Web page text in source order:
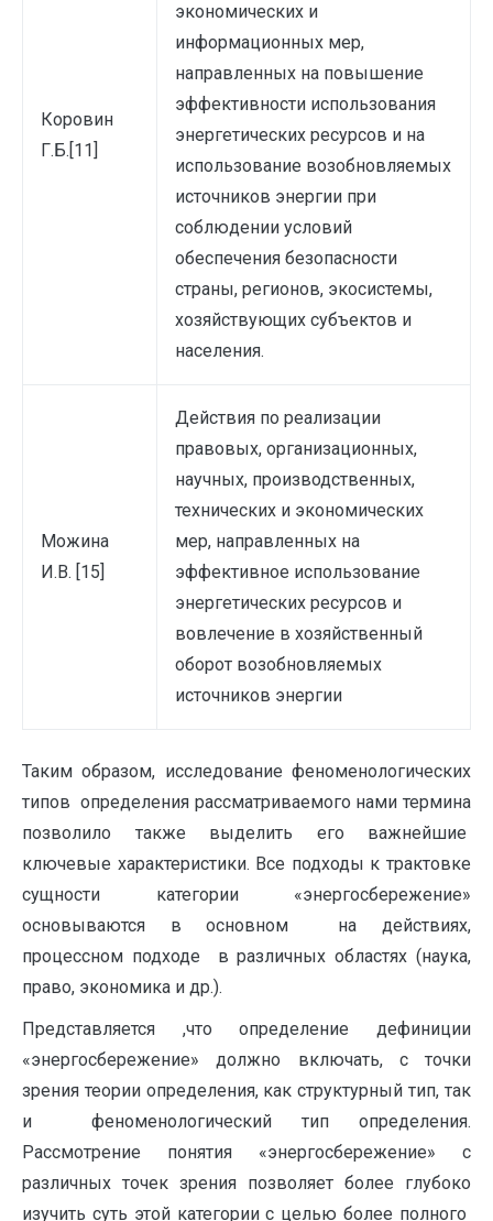
Коровин
Г.Б.[11]
экономических и
информационных мер,
направленных на повышение
эффективности использования
энергетических ресурсов и на
использование возобновляемых
источников энергии при
соблюдении условий
обеспечения безопасности
страны, регионов, экосистемы,
хозяйствующих субъектов и
населения.
Можина
И.В. [15]
Действия по реализации
правовых, организационных,
научных, производственных,
технических и экономических
мер, направленных на
эффективное использование
энергетических ресурсов и
вовлечение в хозяйственный
оборот возобновляемых
источников энергии
Таким образом, исследование феноменологических
типов определения рассматриваемого нами термина
позволило также выделить его важнейшие
ключевые характеристики. Все подходы к трактовке
сущности категории «энергосбережение»
основываются в основном на действиях,
процессном подходе в различных областях (наука,
право, экономика и др.).
Представляется ,что определение дефиниции
«энергосбережение» должно включать, с точки
зрения теории определения, как структурный тип, так
и феноменологический тип определения.
Рассмотрение понятия «энергосбережение» с
различных точек зрения позволяет более глубоко
изучить суть этой категории с целью более полного